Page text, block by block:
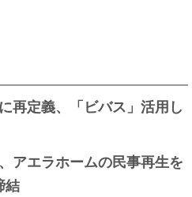
再定義、「ビバス」活用し
アエラホームの民事再生を
結